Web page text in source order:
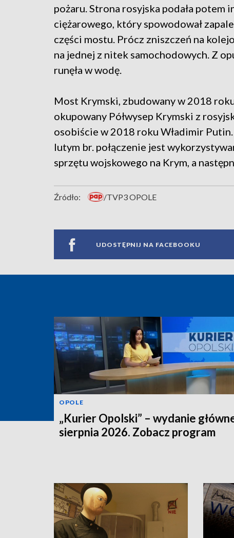
pożaru. Strona rosyjska podała potem
ciężarowego, który spowodował
części mostu. Prócz zniszczeń na
na jednej z nitek samochodowych. Z
runęła w wodę.
Most Krymski, zbudowany w 2018
okupowany Półwysep Krymski z
osobiście w 2018 roku Władimir
lutym br. połączenie jest
sprzętu wojskowego na Krym, a
Źródło: /TVP3 OPOLE
UDOSTĘPNIJ NA FACEBOOKU
OPOLE
„Kurier Opolski” – wydanie
sierpnia 2026. Zobacz program